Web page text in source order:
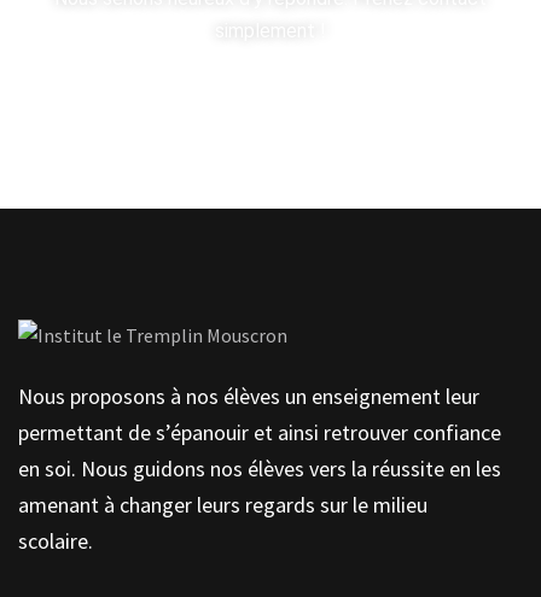
Nous proposons à nos élèves un enseignement leur
permettant de s’épanouir et ainsi retrouver confiance
en soi. Nous guidons nos élèves vers la réussite en les
amenant à changer leurs regards sur le milieu
scolaire.